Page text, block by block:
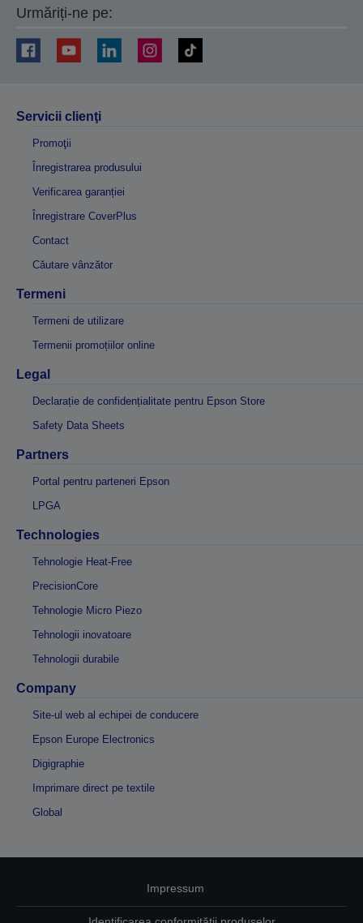
Urmăriți-ne pe:
Servicii clienţi
Promoţii
Înregistrarea produsului
Verificarea garanției
Înregistrare CoverPlus
Contact
Căutare vânzător
Termeni
Termeni de utilizare
Termenii promoțiilor online
Legal
Declarație de confidențialitate pentru Epson Store
Safety Data Sheets
Partners
Portal pentru parteneri Epson
LPGA
Technologies
Tehnologie Heat-Free
PrecisionCore
Tehnologie Micro Piezo
Tehnologii inovatoare
Tehnologii durabile
Company
Site-ul web al echipei de conducere
Epson Europe Electronics
Digigraphie
Imprimare direct pe textile
Global
Impressum